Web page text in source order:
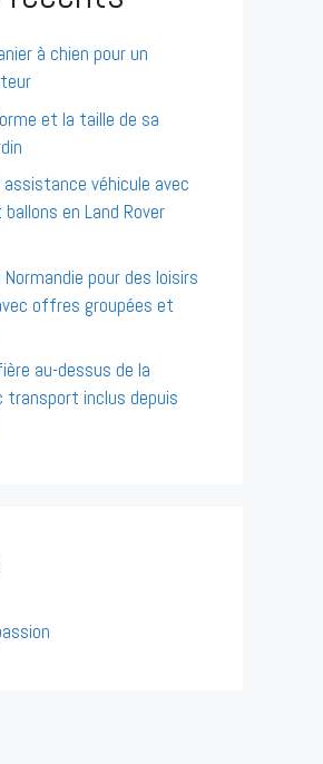
à chien pour un
et la taille de sa
véhicule avec
en Land Rover
pour des loisirs
offres groupées et
au-dessus de la
transport inclus depuis